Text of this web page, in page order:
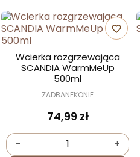
favorite_border
Wcierka rozgrzewająca
SCANDIA WarmMeUp
500ml
ZADBANEKONIE
74,99 zł
- +